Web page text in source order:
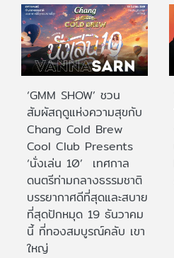
‘GMM SHOW’ ชวน
สัมผัสฤดูแห่งความสุขกับ
Chang Cold Brew
Cool Club Presents
‘นั่งเล่น 10’ เทศกาล
ดนตรีท่ามกลางธรรมชาติ
บรรยากาศดีที่สุดและสบาย
ที่สุดปักหมุด 19 ธันวาคม
นี้ ที่ทองสมบูรณ์คลับ เขา
ใหญ่